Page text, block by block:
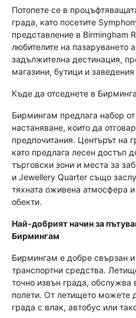
Потопете се в
града, като посетите
представление в Birmingham
любителите на пазаруването
задължителна дестинация,
магазини, бутици и
Къде да отседнете в
Бирмингам предлага набор
настаняване, които да
предпочитания. Центърът на
като предлага лесен достъп
търговски зони и места за
и Jewellery Quarter също
тяхната оживена атмосфера
обекти.
Най-добрият начин за
Бирмингам
Бирмингам е добре свързан
транспортни средства.
точно извън града,
полети. От летището можете
града с влак, автобус или